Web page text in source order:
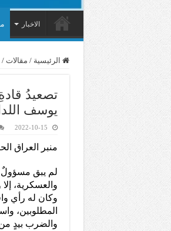
الاخبار
الرئيسية / مقالات /
تصعيدُ
يوسف
2022-10-15
منبر العراق
لم يبق مسؤولٌ
والعسكرية،
وكان له رأي
المطلوبين،
والضرب بيدٍ